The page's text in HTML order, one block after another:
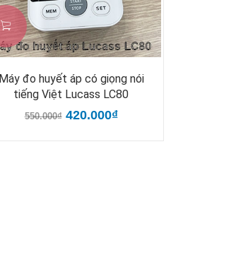
Máy đo huyết áp có giọng nói
tiếng Việt Lucass LC80
550.000₫420.000₫